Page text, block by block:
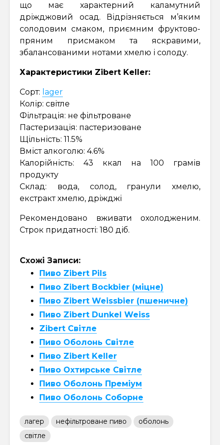
що має характерний каламутний
дріжджовий осад. Відрізняється м’яким
солодовим смаком, приємним фруктово-
пряним присмаком та яскравими,
збалансованими нотами хмелю і солоду.
Характеристики Zibert Keller:
Сорт: lager
Колір: світле
Фільтрація: не фільтроване
Пастеризація: пастеризоване
Щільність: 11.5%
Вміст алкоголю: 4.6%
Калорійність: 43 ккал на 100 грамів
продукту
Склад: вода, солод, гранули хмелю,
екстракт хмелю, дріжджі
Рекомендовано вживати охолодженим.
Строк придатності: 180 діб.
Схожі Записи:
Пиво Zibert Pils
Пиво Zibert Bockbier (міцне)
Пиво Zibert Weissbier (пшеничне)
Пиво Zibert Dunkel Weiss
Zibert Світле
Пиво Оболонь Світле
Пиво Zibert Keller
Пиво Охтирське Світле
Пиво Оболонь Преміум
Пиво Оболонь Соборне
лагер нефільтроване пиво
оболонь
світле